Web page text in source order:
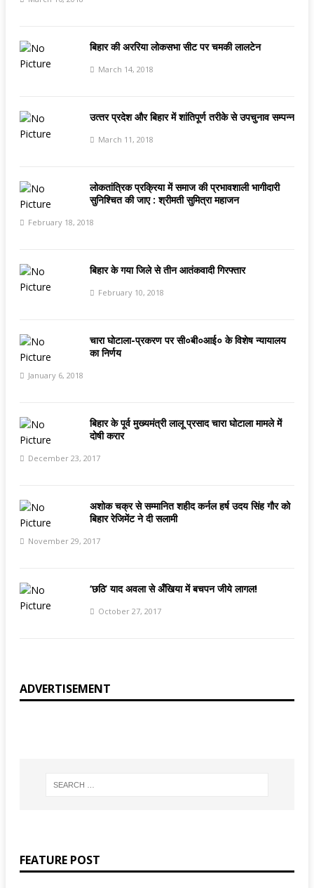
बिहार की अररिया लोकसभा सीट पर चमकी लालटेन
March 14, 2018
उत्‍तर प्रदेश और बिहार में शांतिपूर्ण तरीके से उपचुनाव सम्पन्न
March 11, 2018
लोकतांत्रिक प्रक्रिया में समाज की प्रभावशाली भागीदारी
सुनिश्चित की जाए : श्रीमती सुमित्रा महाजन
February 18, 2018
बिहार के गया जिले से तीन आतंकवादी गिरफ्तार
February 10, 2018
चारा घोटाला-प्रकरण पर सी०बी०आई० के विशेष न्यायालय
का निर्णय
January 6, 2018
बिहार के पूर्व मुख्‍यमंत्री लालू प्रसाद चारा घोटाला मामले में
दोषी करार
December 23, 2017
अशोक चक्र से सम्मानित शहीद कर्नल हर्ष उदय सिंह गौर को
बिहार रेजिमेंट ने दी सलामी
November 29, 2017
‘छठि’ याद अवला से अँखिया में बचपन जीये लागल!
October 27, 2017
ADVERTISEMENT
FEATURE POST